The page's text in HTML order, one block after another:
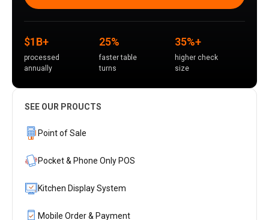
$1B+
processed
annually
25%
faster table
turns
35%+
higher check
size
SEE OUR PROUCTS
Point of Sale
Pocket & Phone Only POS
Kitchen Display System
Mobile Order & Payment